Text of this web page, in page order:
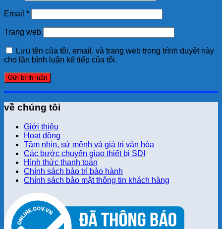
Email *
Trang web
Lưu tên của tôi, email, và trang web trong trình duyệt này
cho lần bình luận kế tiếp của tôi.
về chúng tôi
Giới thiệu
Hoạt động
Tầm nhìn, sứ mệnh và giá trị văn hóa
Các bước chuyển giao thiết bị SDI
Hình thức thanh toán
Chính sách bảo trì bảo hành
Chính sách bảo mật thông tin khách hàng